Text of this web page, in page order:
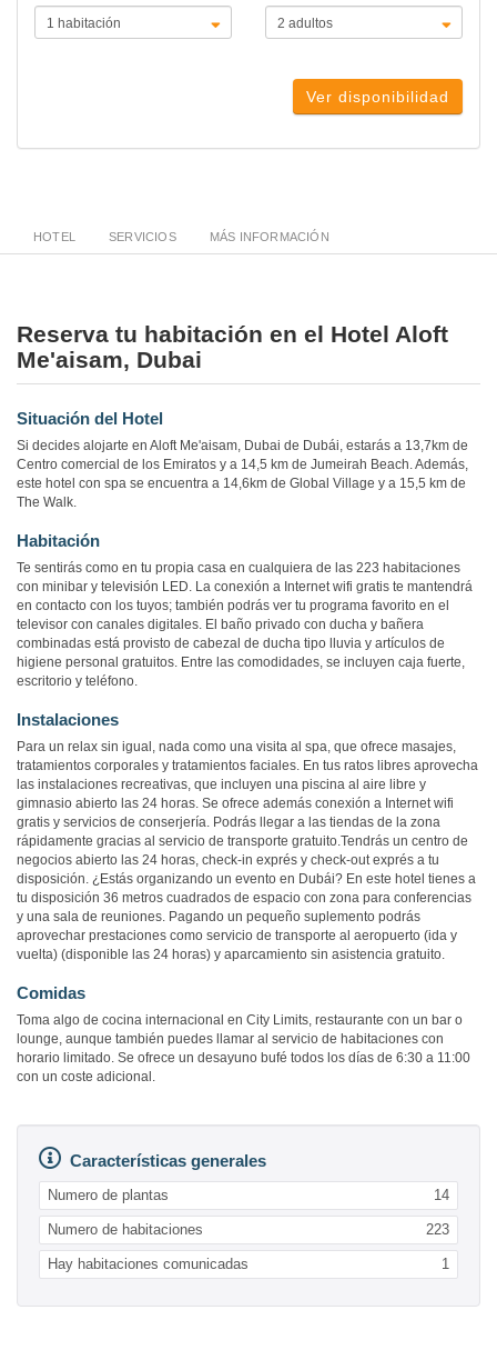
Ver disponibilidad
HOTEL SERVICIOS MÁS INFORMACIÓN
Reserva tu habitación en el Hotel Aloft
Me'aisam, Dubai
Situación del Hotel
Si decides alojarte en Aloft Me'aisam, Dubai de Dubái, estarás a 13,7km de
Centro comercial de los Emiratos y a 14,5 km de Jumeirah Beach. Además,
este hotel con spa se encuentra a 14,6km de Global Village y a 15,5 km de
The Walk.
Habitación
Te sentirás como en tu propia casa en cualquiera de las 223 habitaciones
con minibar y televisión LED. La conexión a Internet wifi gratis te mantendrá
en contacto con los tuyos; también podrás ver tu programa favorito en el
televisor con canales digitales. El baño privado con ducha y bañera
combinadas está provisto de cabezal de ducha tipo lluvia y artículos de
higiene personal gratuitos. Entre las comodidades, se incluyen caja fuerte,
escritorio y teléfono.
Instalaciones
Para un relax sin igual, nada como una visita al spa, que ofrece masajes,
tratamientos corporales y tratamientos faciales. En tus ratos libres aprovecha
las instalaciones recreativas, que incluyen una piscina al aire libre y
gimnasio abierto las 24 horas. Se ofrece además conexión a Internet wifi
gratis y servicios de conserjería. Podrás llegar a las tiendas de la zona
rápidamente gracias al servicio de transporte gratuito.Tendrás un centro de
negocios abierto las 24 horas, check-in exprés y check-out exprés a tu
disposición. ¿Estás organizando un evento en Dubái? En este hotel tienes a
tu disposición 36 metros cuadrados de espacio con zona para conferencias
y una sala de reuniones. Pagando un pequeño suplemento podrás
aprovechar prestaciones como servicio de transporte al aeropuerto (ida y
vuelta) (disponible las 24 horas) y aparcamiento sin asistencia gratuito.
Comidas
Toma algo de cocina internacional en City Limits, restaurante con un bar o
lounge, aunque también puedes llamar al servicio de habitaciones con
horario limitado. Se ofrece un desayuno bufé todos los días de 6:30 a 11:00
con un coste adicional.
Características generales
Numero de plantas 14
Numero de habitaciones 223
Hay habitaciones comunicadas 1